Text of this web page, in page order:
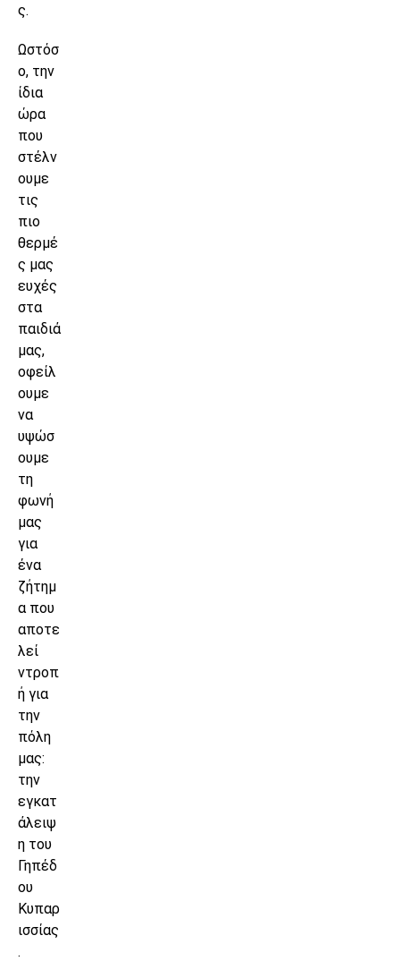
ς.
Ωστόσ
ο, την
ίδια
ώρα
που
στέλν
ουμε
τις
πιο
θερμέ
ς μας
ευχές
στα
παιδιά
μας,
οφείλ
ουμε
να
υψώσ
ουμε
τη
φωνή
μας
για
ένα
ζήτημ
α που
αποτε
λεί
ντροπ
ή για
την
πόλη
μας:
την
εγκατ
άλειψ
η του
Γηπέδ
ου
Κυπαρ
ισσίας
.